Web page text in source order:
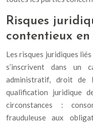
Risques
contentieux
Les risques juridiques liés
s’inscrivent dans un
administratif, droit de
qualification juridique
circonstances :
frauduleuse aux